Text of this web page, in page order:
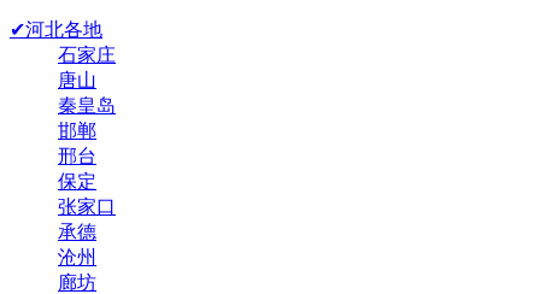
✔河北各地
石家庄
唐山
秦皇岛
邯郸
邢台
保定
张家口
承德
沧州
廊坊